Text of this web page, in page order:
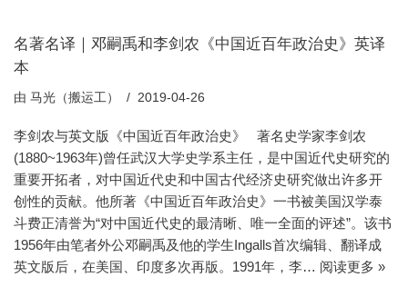
名著名译｜邓嗣禹和李剑农《中国近百年政治史》英译
本
由 马光（搬运工） 2019-04-26
李剑农与英文版《中国近百年政治史》 著名史学家李剑农
(1880~1963年)曾任武汉大学史学系主任，是中国近代史研究的
重要开拓者，对中国近代史和中国古代经济史研究做出许多开
创性的贡献。他所著《中国近百年政治史》一书被美国汉学泰
斗费正清誉为“对中国近代史的最清晰、唯一全面的评述”。该书
1956年由笔者外公邓嗣禹及他的学生Ingalls首次编辑、翻译成
英文版后，在美国、印度多次再版。1991年，李… 阅读更多 »